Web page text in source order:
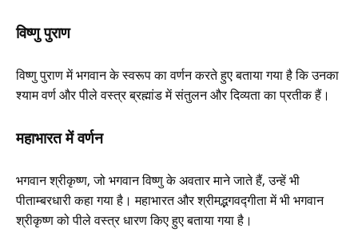
विष्णु पुराण
विष्णु पुराण में भगवान के स्वरूप का वर्णन करते हुए बताया गया है कि उनका
श्याम वर्ण और पीले वस्त्र ब्रह्मांड में संतुलन और दिव्यता का प्रतीक हैं।
महाभारत में वर्णन
भगवान श्रीकृष्ण, जो भगवान विष्णु के अवतार माने जाते हैं, उन्हें भी
पीताम्बरधारी कहा गया है। महाभारत और श्रीमद्भगवद्गीता में भी भगवान
श्रीकृष्ण को पीले वस्त्र धारण किए हुए बताया गया है।